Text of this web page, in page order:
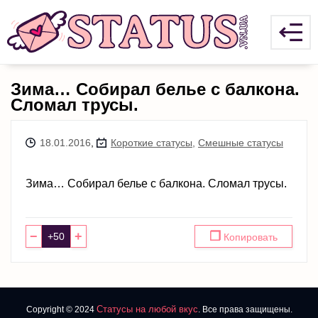
Зима… Собирал белье с балкона.
Сломал трусы.
18.01.2016 Короткие статусы Смешные статусы
Зима… Собирал белье с балкона. Сломал трусы.
− + ❐ Копировать
Copyright © 2024 Статусы на любой вкус. Все права защищены.